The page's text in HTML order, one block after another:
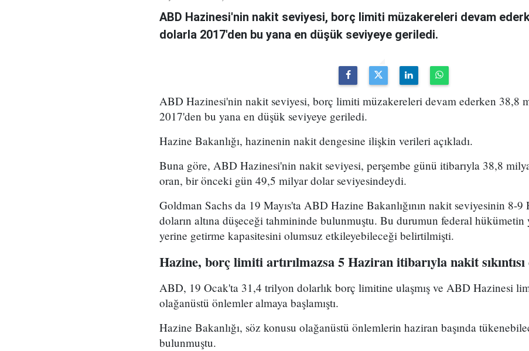
ABD Hazinesi'nin nakit seviyesi, borç limiti müzakereleri devam
dolarla 2017'den bu yana en düşük seviyeye geriledi.
ABD Hazinesi'nin nakit seviyesi, borç limiti müzakereleri devam ederken 38,8
2017'den bu yana en düşük seviyeye geriledi.
Hazine Bakanlığı, hazinenin nakit dengesine ilişkin verileri açıkladı.
Buna göre, ABD Hazinesi'nin nakit seviyesi, perşembe günü itibarıyla 38,8
oran, bir önceki gün 49,5 milyar dolar seviyesindeydi.
Goldman Sachs da 19 Mayıs'ta ABD Hazine Bakanlığının nakit seviyesinin 8-
doların altına düşeceği tahmininde bulunmuştu. Bu durumun federal
yerine getirme kapasitesini olumsuz etkileyebileceği belirtilmişti.
Hazine, borç limiti artırılmazsa 5 Haziran itibarıyla nakit
ABD, 19 Ocak'ta 31,4 trilyon dolarlık borç limitine ulaşmış ve ABD Hazinesi
olağanüstü önlemler almaya başlamıştı.
Hazine Bakanlığı, söz konusu olağanüstü önlemlerin haziran başında
bulunmuştu.